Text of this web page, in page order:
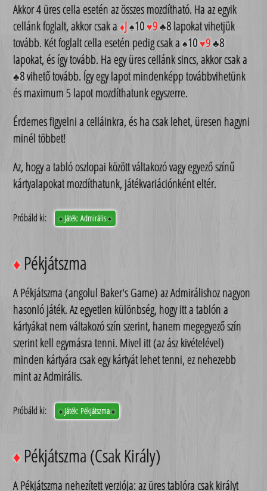
Akkor 4 üres cella esetén az összes mozdítható. Ha az egyik
cellánk foglalt, akkor csak a♦J♠10♥9♣8lapokat vihetjük
tovább. Két foglalt cella esetén pedig csak a♠10♥9♣8
lapokat, és így tovább. Ha egy üres cellánk sincs, akkor csak a
♣8vihető tovább. Így egy lapot mindenképp továbbvihetünk
és maximum 5 lapot mozdíthatunk egyszerre.
Érdemes figyelni a celláinkra, és ha csak lehet, üresen hagyni
minél többet!
Az, hogy a tabló oszlopai között váltakozó vagy egyező színű
kártyalapokat mozdíthatunk, játékvariációnként eltér.
Próbáld ki: ♠Játék: Admirális♠
♦ Pékjátszma
A Pékjátszma (angolul Baker's Game) az Admirálishoz nagyon
hasonló játék. Az egyetlen különbség, hogy itt a tablón a
kártyákat nem váltakozó szín szerint, hanem megegyező szín
szerint kell egymásra tenni. Mivel itt (az ász kivételével)
minden kártyára csak egy kártyát lehet tenni, ez nehezebb
mint az Admirális.
Próbáld ki: ♠Játék: Pékjátszma♠
♦ Pékjátszma (Csak Király)
A Pékjátszma nehezített verziója: az üres tablóra csak királyt